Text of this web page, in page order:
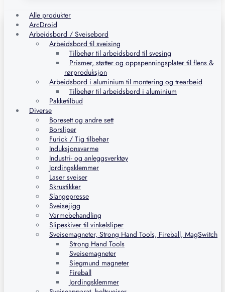
Alle produkter
ArcDroid
Arbeidsbord / Sveisebord
Arbeidsbord til sveising
Tilbehør til arbeidsbord til svesing
Prismer, støtter og oppspenningsplater til flens &
rørproduksjon
Arbeidsbord i aluminium til montering og trearbeid
Tilbehør til arbeidsbord i aluminium
Pakketilbud
Diverse
Boresett og andre sett
Borsliper
Furick / Tig tilbehør
Induksjonsvarme
Industri- og anleggsverktøy
Jordingsklemmer
Laser sveiser
Skrustikker
Slangepresse
Sveisejigg
Varmebehandling
Slipeskiver til vinkelsliper
Sveisemagneter, Strong Hand Tools, Fireball, MagSwitch
Strong Hand Tools
Sveisemagneter
Siegmund magneter
Fireball
Jordingsklemmer